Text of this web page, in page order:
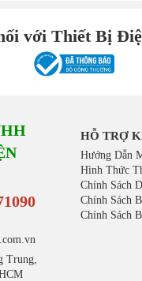
với Thiết Bị
Trung,
HỖ TRỢ
Hướng Dẫn
Hình Thức
Chính Sách
Chính Sách
Chính Sách